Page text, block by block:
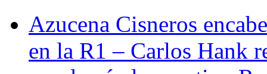
Azucena Cisneros
en la R1 – Carlos Hank